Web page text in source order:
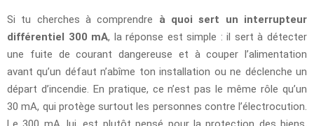
Si tu cherches à comprendre à quoi sert un interrupteur
différentiel 300 mA, la réponse est simple : il sert à détecter
une fuite de courant dangereuse et à couper l’alimentation
avant qu’un défaut n’abîme ton installation ou ne déclenche un
départ d’incendie. En pratique, ce n’est pas le même rôle qu’un
30 mA, qui protège surtout les personnes contre l’électrocution.